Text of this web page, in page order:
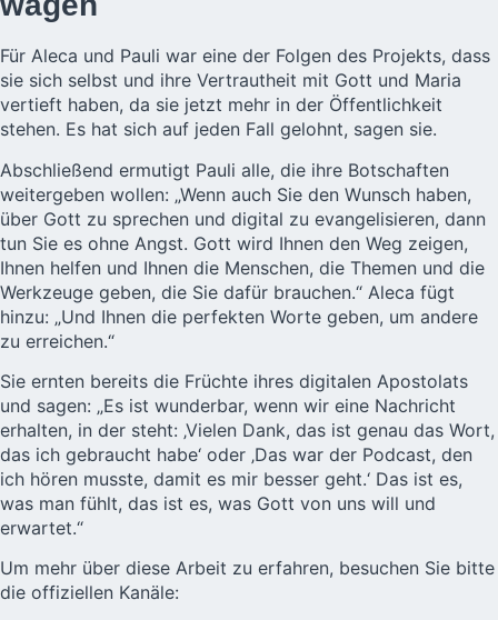
Für Aleca und Pauli war eine der Folgen des Projekts, dass
sie sich selbst und ihre Vertrautheit mit Gott und Maria
vertieft haben, da sie jetzt mehr in der Öffentlichkeit
stehen. Es hat sich auf jeden Fall gelohnt, sagen sie.
Abschließend ermutigt Pauli alle, die ihre Botschaften
weitergeben wollen: „Wenn auch Sie den Wunsch haben,
über Gott zu sprechen und digital zu evangelisieren, dann
tun Sie es ohne Angst. Gott wird Ihnen den Weg zeigen,
Ihnen helfen und Ihnen die Menschen, die Themen und die
Werkzeuge geben, die Sie dafür brauchen.“ Aleca fügt
hinzu: „Und Ihnen die perfekten Worte geben, um andere
zu erreichen.“
Sie ernten bereits die Früchte ihres digitalen Apostolats
und sagen: „Es ist wunderbar, wenn wir eine Nachricht
erhalten, in der steht: ‚Vielen Dank, das ist genau das Wort,
das ich gebraucht habe‘ oder ‚Das war der Podcast, den
ich hören musste, damit es mir besser geht.‘ Das ist es,
was man fühlt, das ist es, was Gott von uns will und
erwartet.“
Um mehr über diese Arbeit zu erfahren, besuchen Sie bitte
die offiziellen Kanäle: